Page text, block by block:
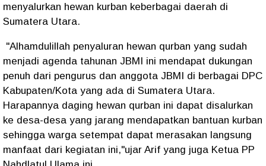
menyalurkan hewan kurban keberbagai daerah di
Sumatera Utara.
"Alhamdulillah penyaluran hewan qurban yang sudah
menjadi agenda tahunan JBMI ini mendapat dukungan
penuh dari pengurus dan anggota JBMI di berbagai DPC
Kabupaten/Kota yang ada di Sumatera Utara.
Harapannya daging hewan qurban ini dapat disalurkan
ke desa-desa yang jarang mendapatkan bantuan kurban
sehingga warga setempat dapat merasakan langsung
manfaat dari kegiatan ini,"ujar Arif yang juga Ketua PP